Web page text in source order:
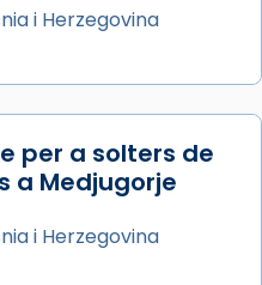
de Barcelona.
i Herzegovina
per a solters de
a Medjugorje
i Herzegovina